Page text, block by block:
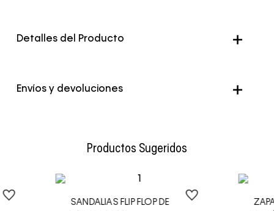
Detalles del Producto
Envíos y devoluciones
Productos Sugeridos
SANDALIAS FLIP FLOP DE